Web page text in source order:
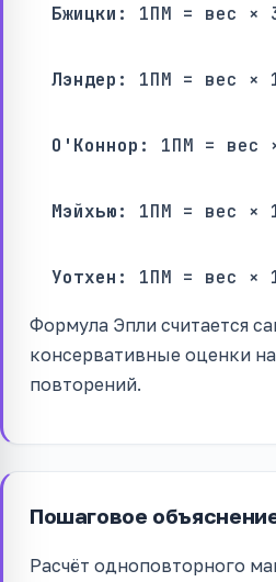
Бжицки: 1ПМ = вес ×
Лэндер: 1ПМ = вес ×
О'Коннор: 1ПМ = вес
Мэйхью: 1ПМ = вес
Уотхен: 1ПМ = вес
Формула Эпли считается
консервативные оценки
повторений.
Пошаговое
Расчёт одноповторного